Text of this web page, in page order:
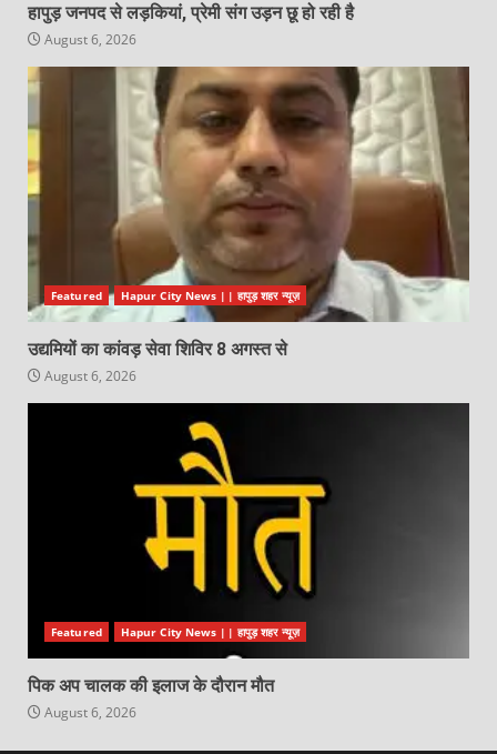
हापुड़ जनपद से लड़कियां, प्रेमी संग उड़न छू हो रही है
August 6, 2026
Featured Hapur City News || हापुड़ शहर न्यूज़
उद्यमियों का कांवड़ सेवा शिविर 8 अगस्त से
August 6, 2026
Featured Hapur City News || हापुड़ शहर न्यूज़
पिक अप चालक की इलाज के दौरान मौत
August 6, 2026